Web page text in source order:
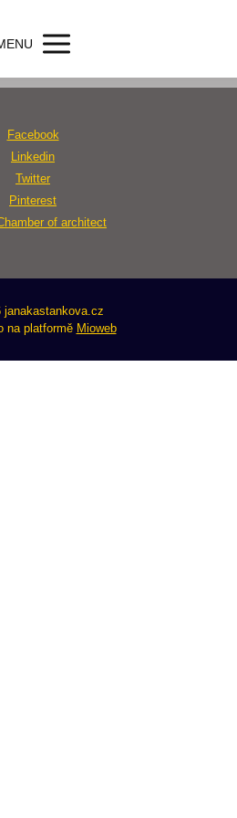
Facebook
Linkedin
Twitter
Pinterest
of architect
janakastankova.cz
na platformě Mioweb